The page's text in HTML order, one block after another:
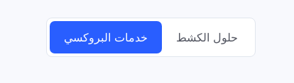
خدمات البروكسي حلول الكشط